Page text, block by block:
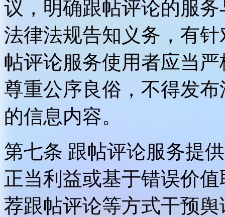
议，明确跟帖评论的服
法律法规告知义务，有
帖评论服务使用者应当
尊重公序良俗，不得发
的信息内容。
第七条 跟帖评论服务提
正当利益或基于错误价
荐跟帖评论等方式干预